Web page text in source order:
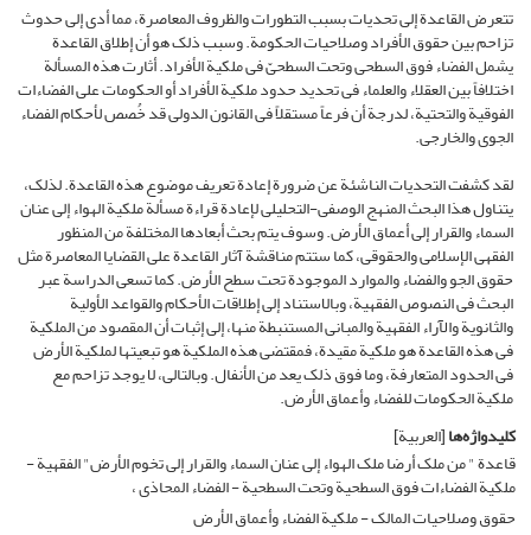
تتعرض القاعدة إلى تحدیات بسبب التطورات والظروف المعاصرة، مما أدى إلى حدوث
تزاحم بین حقوق الأفراد وصلاحیات الحکومة. وسبب ذلک هو أن إطلاق القاعدة
یشمل الفضاء فوق السطحی وتحت السطحیّ فی ملکیة الأفراد. أثارت هذه المسألة
اختلافاً بین العقلاء والعلماء فی تحدید حدود ملکیة الأفراد أو الحکومات على الفضاءات
الفوقیة والتحتیة، لدرجة أن فرعاً مستقلاً فی القانون الدولی قد خُصص لأحکام الفضاء
الجوی والخارجی.
لقد کشفت التحدیات الناشئة عن ضرورة إعادة تعریف موضوع هذه القاعدة. لذلک،
یتناول هذا البحث المنهج الوصفی-التحلیلی لإعادة قراءة مسألة ملکیة الهواء إلى عنان
السماء والقرار إلى أعماق الأرض. وسوف یتم بحث أبعادها المختلفة من المنظور
الفقهی الإسلامی والحقوقی، کما ستتم مناقشة آثار القاعدة على القضایا المعاصرة مثل
حقوق الجو والفضاء والموارد الموجودة تحت سطح الأرض. کما تسعى الدراسة عبر
البحث فی النصوص الفقهیة، وبالاستناد إلى إطلاقات الأحکام والقواعد الأولیة
والثانویة والآراء الفقهیة والمبانی المستنبطة منها، إلى إثبات أن المقصود من الملکیة
فی هذه القاعدة هو ملکیة مقیدة، فمقتضى هذه الملکیة هو تبعیتها لملکیة الأرض
فی الحدود المتعارفة، وما فوق ذلک یعد من الأنفال. وبالتالی، لا یوجد تزاحم مع
ملکیة الحکومات للفضاء وأعماق الأرض.
کلیدواژه‌ها[العربیة]
قاعدة " من ملک أرضا ملک الهواء إلى عنان السماء والقرار إلى تخوم الأرض" الفقهیة -
ملکیة الفضاءات فوق السطحیة وتحت السطحیة - الفضاء المحاذی
حقوق وصلاحیات المالک - ملکیة الفضاء وأعماق الأرض